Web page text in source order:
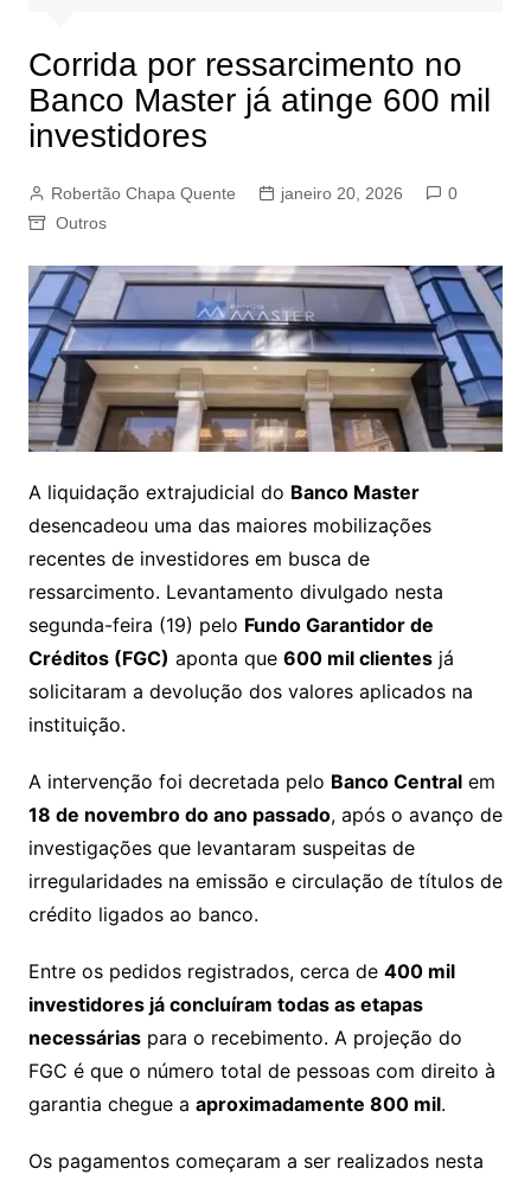
Corrida por ressarcimento no
Banco Master já atinge 600 mil
investidores
Robertão Chapa Quente janeiro 20, 2026
0
Outros
A liquidação extrajudicial do Banco Master
desencadeou uma das maiores mobilizações
recentes de investidores em busca de
ressarcimento. Levantamento divulgado nesta
segunda-feira (19) pelo Fundo Garantidor de
Créditos (FGC) aponta que 600 mil clientesjá
solicitaram a devolução dos valores aplicados na
instituição.
A intervenção foi decretada pelo Banco Centralem
18 de novembro do ano passado, após o avanço de
investigações que levantaram suspeitas de
irregularidades na emissão e circulação de títulos de
crédito ligados ao banco.
Entre os pedidos registrados, cerca de 400 mil
investidores já concluíram todas as etapas
necessáriaspara o recebimento. A projeção do
FGC é que o número total de pessoas com direito à
garantia chegue a aproximadamente 800 mil.
Os pagamentos começaram a ser realizados nesta